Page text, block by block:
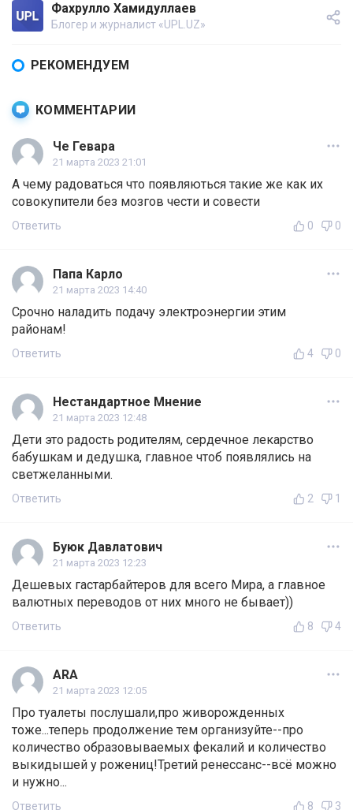
Фахрулло Хамидуллаев
Блогер и журналист «UPL.UZ»
РЕКОМЕНДУЕМ
КОММЕНТАРИИ
Че Гевара
21 марта 2023 21:01
А чему радоваться что появляються такие же как их
совокупители без мозгов чести и совести
Ответить 0 0
Папа Карло
21 марта 2023 14:40
Срочно наладить подачу электроэнергии этим
районам!
Ответить 4 0
Нестандартное Мнение
21 марта 2023 12:48
Дети это радость родителям, сердечное лекарство
бабушкам и дедушка, главное чтоб появлялись на
светжеланными.
Ответить 2 1
Буюк Давлатович
21 марта 2023 12:23
Дешевых гастарбайтеров для всего Мира, а главное
валютных переводов от них много не бывает))
Ответить 8 4
ARA
21 марта 2023 12:05
Про туалеты послушали,про живорожденных
тоже...теперь продолжение тем организуйте--про
количество образовываемых фекалий и количество
выкидышей у рожениц!Третий ренессанс--всё можно
и нужно...
Ответить 8 3